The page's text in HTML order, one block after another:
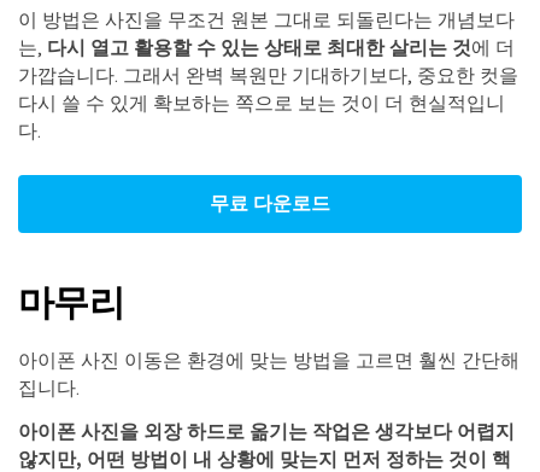
이 방법은 사진을 무조건 원본 그대로 되돌린다는 개념보다
는, 다시 열고 활용할 수 있는 상태로 최대한 살리는 것에 더
가깝습니다. 그래서 완벽 복원만 기대하기보다, 중요한 컷을
다시 쓸 수 있게 확보하는 쪽으로 보는 것이 더 현실적입니
다.
무료 다운로드
마무리
아이폰 사진 이동은 환경에 맞는 방법을 고르면 훨씬 간단해
집니다.
아이폰 사진을 외장 하드로 옮기는 작업은 생각보다 어렵지
않지만, 어떤 방법이 내 상황에 맞는지 먼저 정하는 것이 핵